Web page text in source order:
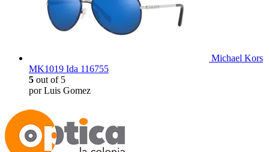
Michael Kors
MK1019 Ida 116755
5 out of 5
por Luis Gomez